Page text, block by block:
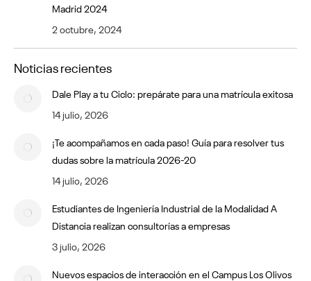
Madrid 2024
2 octubre, 2024
Noticias recientes
Dale Play a tu Ciclo: prepárate para una matrícula exitosa
14 julio, 2026
¡Te acompañamos en cada paso! Guía para resolver tus
dudas sobre la matrícula 2026-20
14 julio, 2026
Estudiantes de Ingeniería Industrial de la Modalidad A
Distancia realizan consultorías a empresas
3 julio, 2026
Nuevos espacios de interacción en el Campus Los Olivos